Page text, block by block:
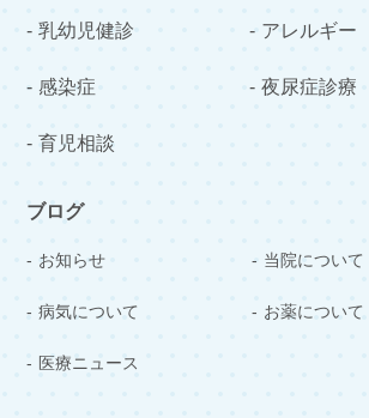
乳幼児健診 アレルギー
感染症 夜尿症診療
育児相談
ブログ
お知らせ 当院について
病気について お薬について
医療ニュース